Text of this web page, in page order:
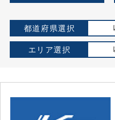
都道府県選択
エリア選択